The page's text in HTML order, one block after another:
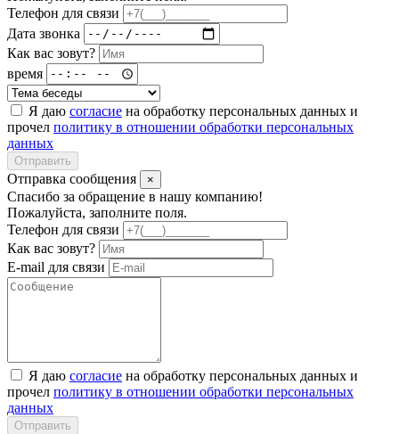
Телефон для связи
Дата звонка
Как вас зовут?
время
Я даю согласие на обработку персональных данных и
прочел политику в отношении обработки персональных
данных
Отправить
Отправка сообщения ×
Спасибо за обращение в нашу компанию!
Пожалуйста, заполните поля.
Телефон для связи
Как вас зовут?
E-mail для связи
Я даю согласие на обработку персональных данных и
прочел политику в отношении обработки персональных
данных
Отправить